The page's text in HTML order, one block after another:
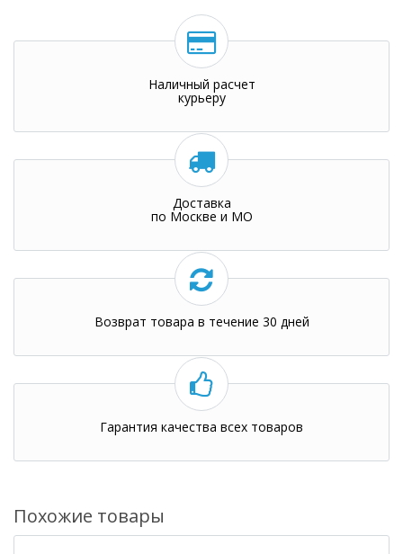
Наличный расчет
курьеру
Доставка
по Москве и МО
Возврат товара в течение 30 дней
Гарантия качества всех товаров
Похожие товары